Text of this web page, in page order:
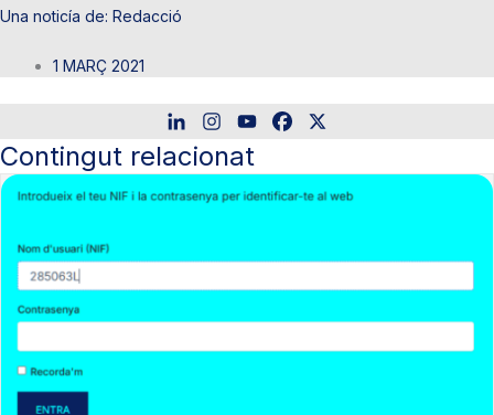
Redacció
1 MARÇ 2021
Contingut relacionat